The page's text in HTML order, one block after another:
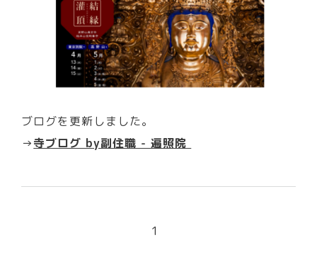
ブログを更新しました。
→寺ブログ by副住職 - 遍照院
1